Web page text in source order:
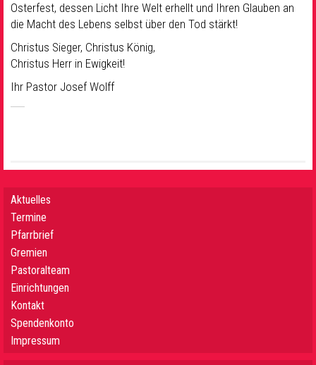
Osterfest, dessen Licht Ihre Welt erhellt und Ihren Glauben an
die Macht des Lebens selbst über den Tod stärkt!
Christus Sieger, Christus König,
Christus Herr in Ewigkeit!
Ihr Pastor Josef Wolff
Aktuelles
Termine
Pfarrbrief
Gremien
Pastoralteam
Einrichtungen
Kontakt
Spendenkonto
Impressum